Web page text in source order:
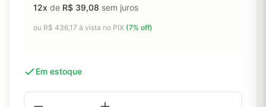
12x de R$ 39,08 sem juros
ou R$ 436,17 à vista no PIX (7% off)
Em estoque